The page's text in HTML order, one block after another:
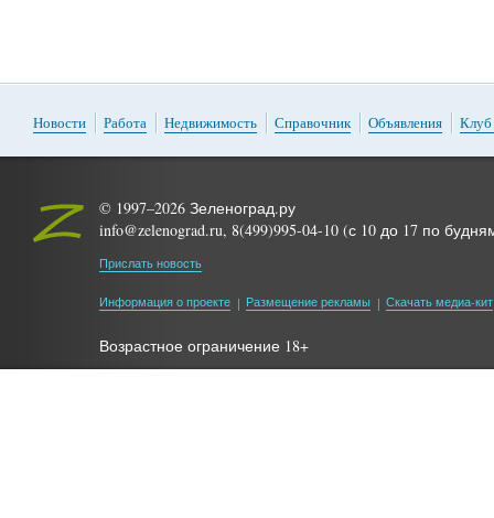
Новости Работа Недвижимость Справочник Объявления Клуб
© 1997–2026 Зеленоград.ру
info@zelenograd.ru, 8(499)995-04-10 (с 10 до 17 по
Прислать новость
Информация о проекте Размещение рекламы Скачать медиа-кит
Возрастное ограничение 18+